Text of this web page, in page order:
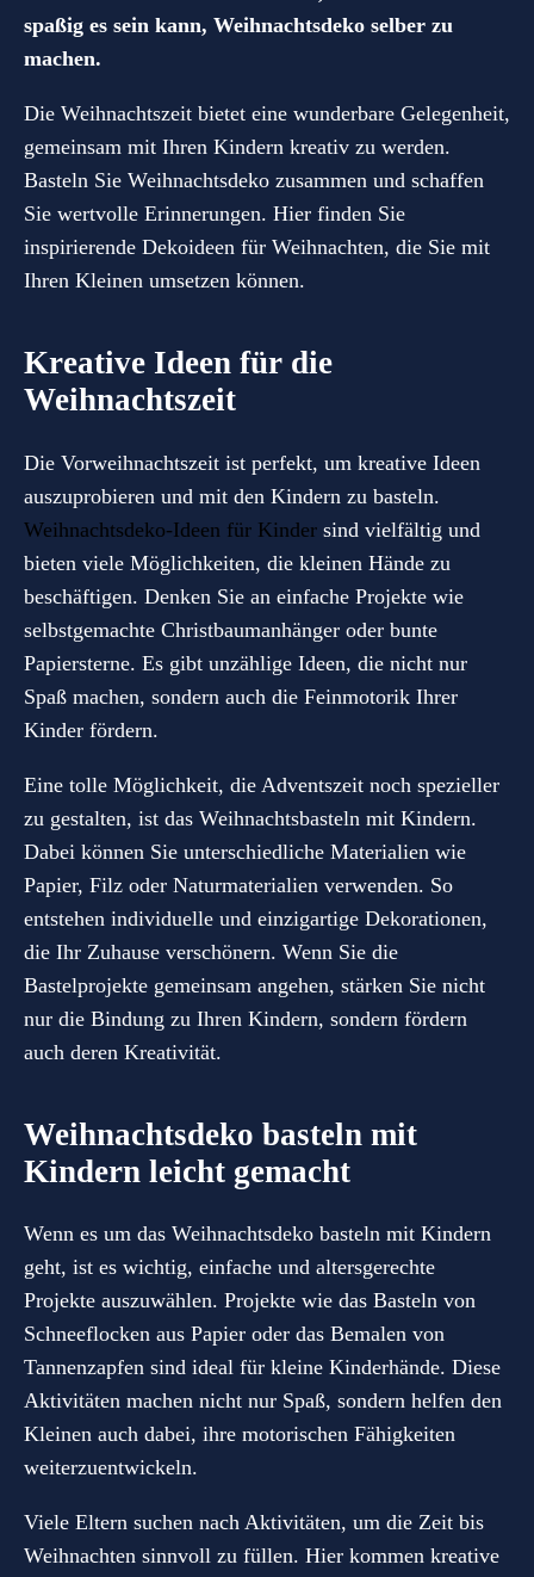
spaßig es sein kann, Weihnachtsdeko selber zu
machen.
Die Weihnachtszeit bietet eine wunderbare Gelegenheit,
gemeinsam mit Ihren Kindern kreativ zu werden.
Basteln Sie Weihnachtsdeko zusammen und schaffen
Sie wertvolle Erinnerungen. Hier finden Sie
inspirierende Dekoideen für Weihnachten, die Sie mit
Ihren Kleinen umsetzen können.
Kreative Ideen für die
Weihnachtszeit
Die Vorweihnachtszeit ist perfekt, um kreative Ideen
auszuprobieren und mit den Kindern zu basteln.
Weihnachtsdeko-Ideen für Kinder sind vielfältig und
bieten viele Möglichkeiten, die kleinen Hände zu
beschäftigen. Denken Sie an einfache Projekte wie
selbstgemachte Christbaumanhänger oder bunte
Papiersterne. Es gibt unzählige Ideen, die nicht nur
Spaß machen, sondern auch die Feinmotorik Ihrer
Kinder fördern.
Eine tolle Möglichkeit, die Adventszeit noch spezieller
zu gestalten, ist das Weihnachtsbasteln mit Kindern.
Dabei können Sie unterschiedliche Materialien wie
Papier, Filz oder Naturmaterialien verwenden. So
entstehen individuelle und einzigartige Dekorationen,
die Ihr Zuhause verschönern. Wenn Sie die
Bastelprojekte gemeinsam angehen, stärken Sie nicht
nur die Bindung zu Ihren Kindern, sondern fördern
auch deren Kreativität.
Weihnachtsdeko basteln mit
Kindern leicht gemacht
Wenn es um das Weihnachtsdeko basteln mit Kindern
geht, ist es wichtig, einfache und altersgerechte
Projekte auszuwählen. Projekte wie das Basteln von
Schneeflocken aus Papier oder das Bemalen von
Tannenzapfen sind ideal für kleine Kinderhände. Diese
Aktivitäten machen nicht nur Spaß, sondern helfen den
Kleinen auch dabei, ihre motorischen Fähigkeiten
weiterzuentwickeln.
Viele Eltern suchen nach Aktivitäten, um die Zeit bis
Weihnachten sinnvoll zu füllen. Hier kommen kreative